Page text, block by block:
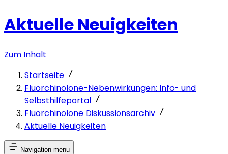
Aktuelle Neuigkeiten
Zum Inhalt
Startseite
Fluorchinolone-Nebenwirkungen: Info- und
Selbsthilfeportal
Fluorchinolone Diskussionsarchiv
Aktuelle Neuigkeiten
Navigation menu